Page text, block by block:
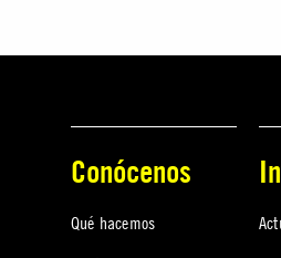
Conócenos
Qué hacemos